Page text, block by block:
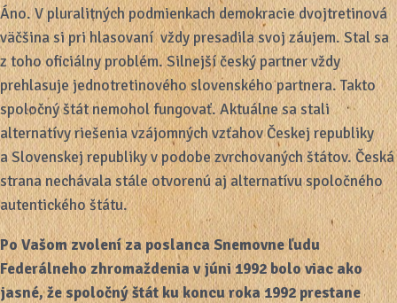
Áno. V pluralitných podmienkach demokracie dvojtretinová
väčšina si pri hlasovaní vždy presadila svoj záujem. Stal sa
z toho oficiálny problém. Silnejší český partner vždy
prehlasuje jednotretinového slovenského partnera. Takto
spoločný štát nemohol fungovať. Aktuálne sa stali
alternatívy riešenia vzájomných vzťahov Českej republiky
a Slovenskej republiky v podobe zvrchovaných štátov. Česká
strana nechávala stále otvorenú aj alternatívu spoločného
autentického štátu.
Po Vašom zvolení za poslanca Snemovne ľudu
Federálneho zhromaždenia v júni 1992 bolo viac ako
jasné, že spoločný štát ku koncu roka 1992 prestane